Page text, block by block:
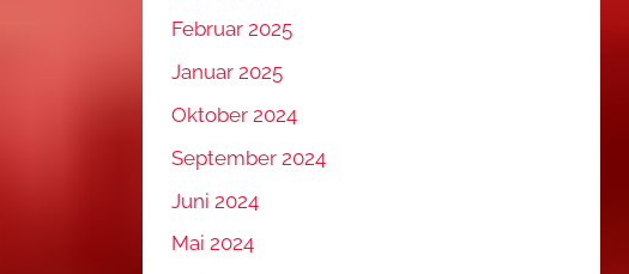
Februar 2025
Januar 2025
Oktober 2024
September 2024
Juni 2024
Mai 2024